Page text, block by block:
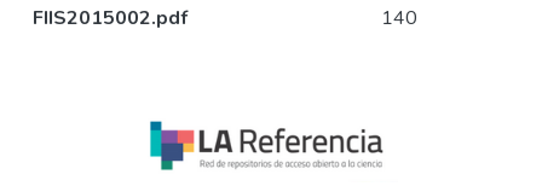
FIIS2015002.pdf
140